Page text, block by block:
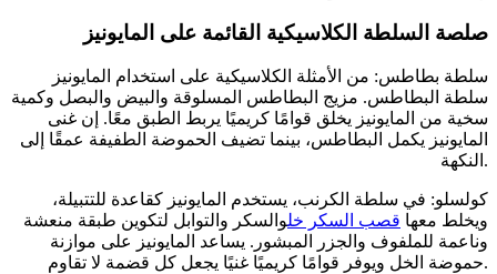
صلصة السلطة الكلاسيكية القائمة على المايونيز
سلطة بطاطس: من الأمثلة الكلاسيكية على استخدام المايونيز
سلطة البطاطس. مزيج البطاطس المسلوقة والبيض والبصل وكمية
سخية من المايونيز يخلق قوامًا كريميًا يربط الطبق معًا. إن غنى
المايونيز يكمل البطاطس، بينما تضيف الحموضة الطفيفة عمقًا إلى
النكهة.
كولسلو: في سلطة الكرنب، يستخدم المايونيز كقاعدة للتتبيلة،
ويخلط معها قصب السكر خلوالسكر والتوابل لتكوين طبقة منعشة
وناعمة للملفوف والجزر المبشور. يساعد المايونيز على موازنة
حموضة الخل ويوفر قوامًا كريميًا غنيًا يجعل كل قضمة لا تقاوم.